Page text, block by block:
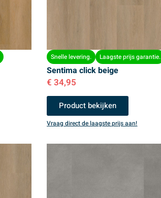
Snelle levering. Laagste prijs garantie.
Sentima click beige
€ 34,95
Product bekijken
Vraag direct de laagste prijs aan!